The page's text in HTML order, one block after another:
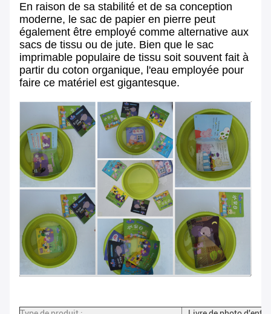
En raison de sa stabilité et de sa conception
moderne, le sac de papier en pierre peut
également être employé comme alternative aux
sacs de tissu ou de jute. Bien que le sac
imprimable populaire de tissu soit souvent fait à
partir du coton organique, l'eau employée pour
faire ce matériel est gigantesque.